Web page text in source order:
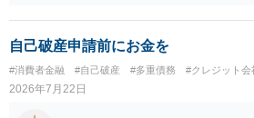
なって相談し、善後策を考えることをお勧
自己破産申請前にお金を
#消費者金融 #自己破産 #多重債務 #クレジット会
2026年7月22日